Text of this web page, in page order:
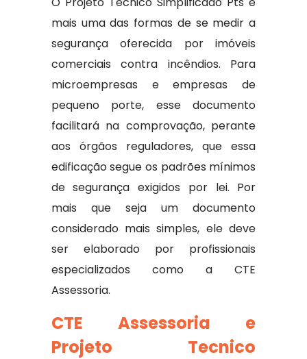
mais uma das formas de se medir a
segurança oferecida por imóveis
comerciais contra incêndios. Para
microempresas e empresas de
pequeno porte, esse documento
facilitará na comprovação, perante
aos órgãos reguladores, que essa
edificação segue os padrões mínimos
de segurança exigidos por lei. Por
mais que seja um documento
considerado mais simples, ele deve
ser elaborado por profissionais
especializados como a CTE
Assessoria.
CTE Assessoria e
Projeto Tecnico